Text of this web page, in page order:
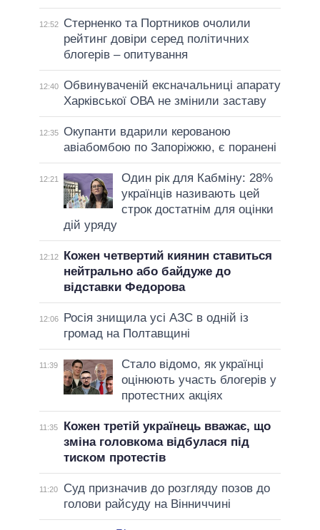
12:52
Стерненко та Портников очолили
рейтинг довіри серед політичних
блогерів – опитування
12:40 Обвинуваченій ексначальниці апарату
Харківської ОВА не змінили заставу
12:35 Окупанти вдарили керованою
авіабомбою по Запоріжжю, є поранені
12:21
Один рік для Кабміну: 28%
українців називають цей
строк достатнім для оцінки
дій уряду
12:12
Кожен четвертий киянин ставиться
нейтрально або байдуже до
відставки Федорова
12:06
Росія знищила усі АЗС в одній із
громад на Полтавщині
11:39
Стало відомо, як українці
оцінюють участь блогерів у
протестних акціях
11:35
Кожен третій українець вважає, що
зміна головкома відбулася під
тиском протестів
11:20
Суд призначив до розгляду позов до
голови райсуду на Вінниччині